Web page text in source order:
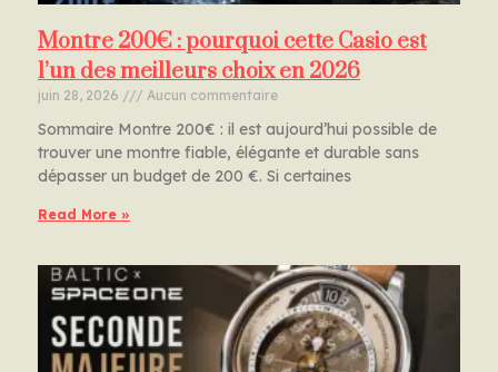
Montre 200€ : pourquoi cette Casio est
l’un des meilleurs choix en 2026
juin 28, 2026 Aucun commentaire
Sommaire Montre 200€ : il est aujourd’hui possible de
trouver une montre fiable, élégante et durable sans
dépasser un budget de 200 €. Si certaines
Read More »